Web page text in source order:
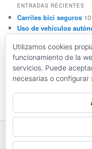
ENTRADAS RECIENTES
Carriles bici seguros
Uso de vehículos
autónomos y
Conceptos básicos
conectados 28 febrero
Resistencia al
2020
Utilizamos cookies
funcionamiento de la
servicios. Puede
necesarias o configurar